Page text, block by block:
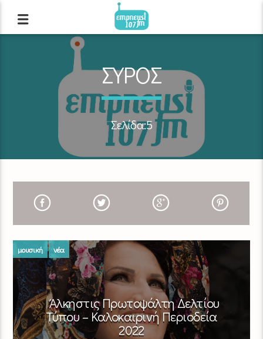
ΣΥΡΟΣ
Σελίδα:5
μουσική νέα
Άλκηστις Πρωτοψάλτη Δελτίου
Τύπου – Καλοκαιρινή Περιοδεία
2022